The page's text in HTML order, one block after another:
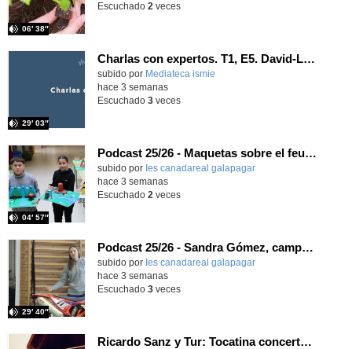
06′ 38″
Escuchado 2 veces
Charlas con expertos. T1, E5. David-Li Ilundáin Reviriego
subido por Mediateca ismie
29′ 03″
hace 3 semanas
Escuchado 3veces
Podcast 25/26 - Maquetas sobre el feudalismo
subido por Ies canadareal galapagar
04′ 57″
-
hace 3 semanas
Escuchado 2 veces
Podcast 25/26 - Sandra Gómez, campeona de Enduro
subido por Ies canadareal galapagar
29′ 40″
-
hace 3 semanas
Escuchado 3veces
Ricardo Sanz y Tur: Tocatina concertante al aire español